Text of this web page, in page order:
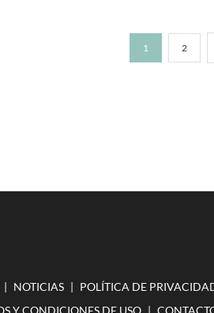
1 2
NOTICIAS
POLÍTICA DE
Y CONDICIONES DE USO